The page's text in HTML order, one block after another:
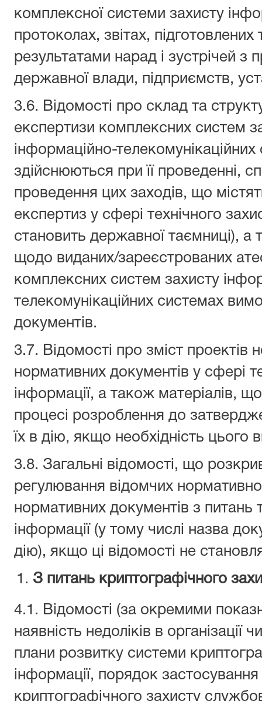
комплексної системи захисту
протоколах, звітах,
результатами нарад і зустрічей з
державної влади, підприємств,
3.6. Відомості про склад та
експертизи комплексних систем
інформаційно-
здійснюються при її проведенні,
проведення цих заходів, що
експертиз у сфері технічного
становить державної таємниці), а
щодо виданих/зареєстрованих
комплексних систем захисту
телекомунікаційних системах
документів.
3.7. Відомості про зміст проектів
нормативних документів у сфері
інформації, а також матеріалів,
процесі розроблення до
їх в дію, якщо необхідність
3.8. Загальні відомості, що
регулювання відомчих
нормативних документів з питань
інформації (у тому числі назва
дію), якщо ці відомості не
З питань криптографічного
4.1. Відомості (за окремими
наявність недоліків в організації
плани розвитку системи
інформації, порядок
криптографічного захисту